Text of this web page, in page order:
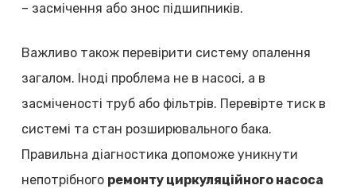
– засмічення або знос підшипників.
Важливо також перевірити систему опалення
загалом. Іноді проблема не в насосі, а в
засміченості труб або фільтрів. Перевірте тиск в
системі та стан розширювального бака.
Правильна діагностика допоможе уникнути
непотрібного ремонту циркуляційного насоса